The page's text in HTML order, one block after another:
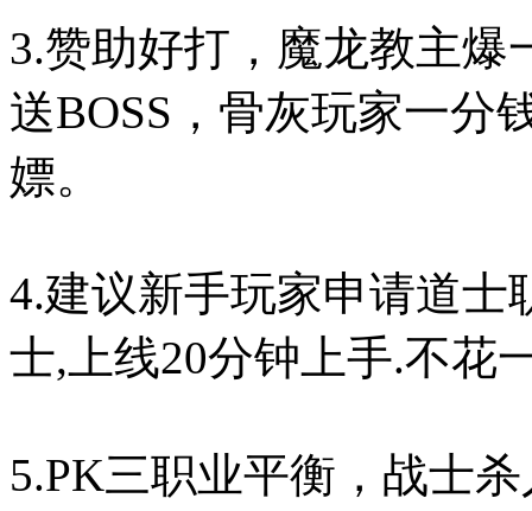
3.赞助好打，魔龙教主
送BOSS，骨灰玩家一分
嫖。
4.建议新手玩家申请道士
士,上线20分钟上手.不花
5.PK三职业平衡，战士